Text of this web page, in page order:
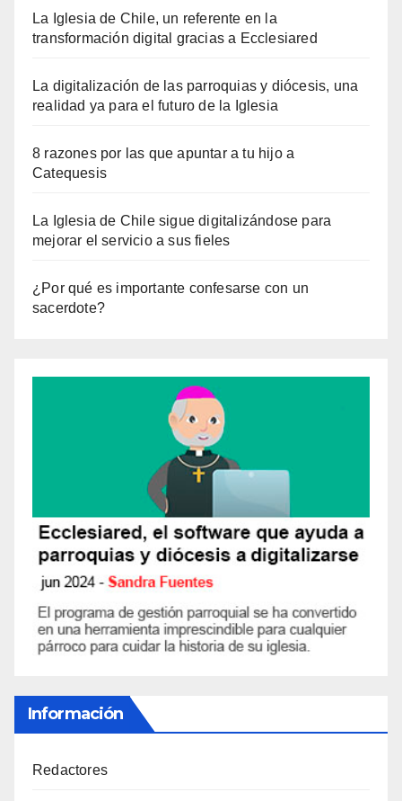
La Iglesia de Chile, un referente en la
transformación digital gracias a Ecclesiared
La digitalización de las parroquias y diócesis, una
realidad ya para el futuro de la Iglesia
8 razones por las que apuntar a tu hijo a
Catequesis
La Iglesia de Chile sigue digitalizándose para
mejorar el servicio a sus fieles
¿Por qué es importante confesarse con un
sacerdote?
Información
Redactores